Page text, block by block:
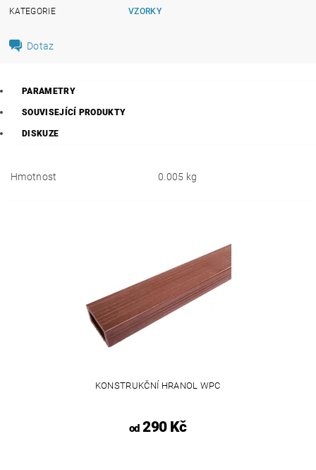
KATEGORIE
VZORKY
Dotaz
PARAMETRY
SOUVISEJÍCÍ PRODUKTY
DISKUZE
Hmotnost 0.005 kg
KONSTRUKČNÍ HRANOL WPC
od290 Kč